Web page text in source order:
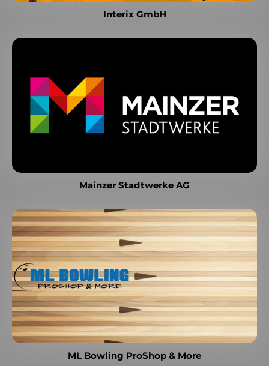
Interix GmbH
Mainzer Stadtwerke AG
ML Bowling ProShop & More